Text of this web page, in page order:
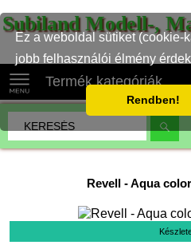
Ez a weboldal sütiket (cookie-
jobb felhasználói élmény
Rendben!
Subiland Modell-,
Termék kategóriák
Revell -Aqua